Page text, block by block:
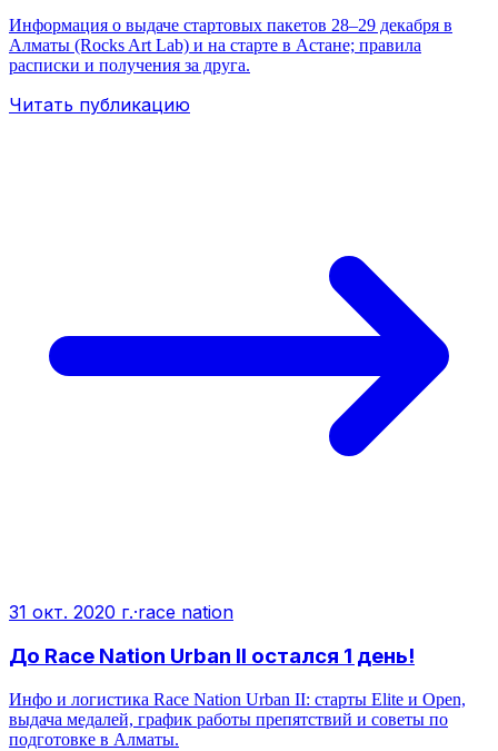
Информация о выдаче стартовых пакетов 28–29 декабря в
Алматы (Rocks Art Lab) и на старте в Астане; правила
расписки и получения за друга.
Читать публикацию
31 окт. 2020 г.·race nation
До Race Nation Urban II остался 1 день!
Инфо и логистика Race Nation Urban II: старты Elite и Open,
выдача медалей, график работы препятствий и советы по
подготовке в Алматы.